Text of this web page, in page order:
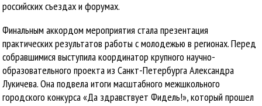
российских съездах и форумах.
Финальным аккордом мероприятия стала презентация
практических результатов работы с молодежью в регионах. Перед
собравшимися выступила координатор крупного научно-
образовательного проекта из Санкт-Петербурга Александра
Лукичева. Она подвела итоги масштабного межшкольного
городского конкурса «Да здравствует Фидель!», который прошел